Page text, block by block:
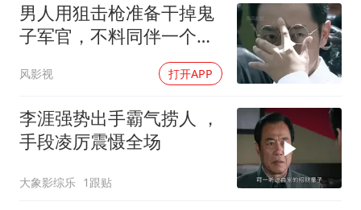
男人用狙击枪准备干掉鬼
子军官，不料同伴一个手
风影视 打开APP
李涯强势出手霸气捞人 ，
手段凌厉震慑全场
大象影综乐 1跟贴